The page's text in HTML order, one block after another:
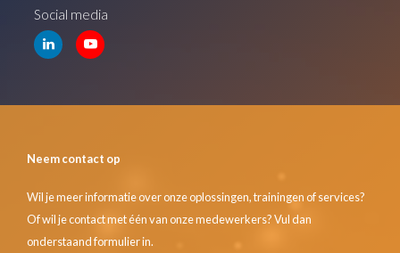
Social media
Neem contact op
Wil je meer informatie over onze oplossingen, trainingen of services?
Of wil je contact met één van onze medewerkers? Vul dan
onderstaand formulier in.